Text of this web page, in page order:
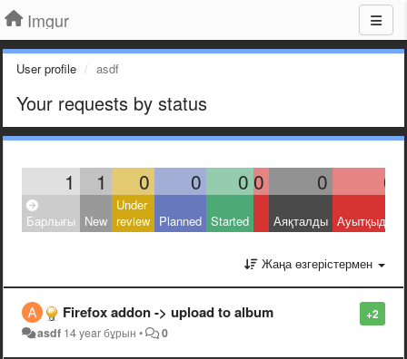
Imgur
User profile asdf
Your requests by status
1 1 0 0 0 0 0 0
Барлығы New
Under
review Planned Started Аяқталды Ауытқыды
Жаңа өзгерістермен
+2
Firefox addon -> upload to album
asdf 14 year бұрын • 0